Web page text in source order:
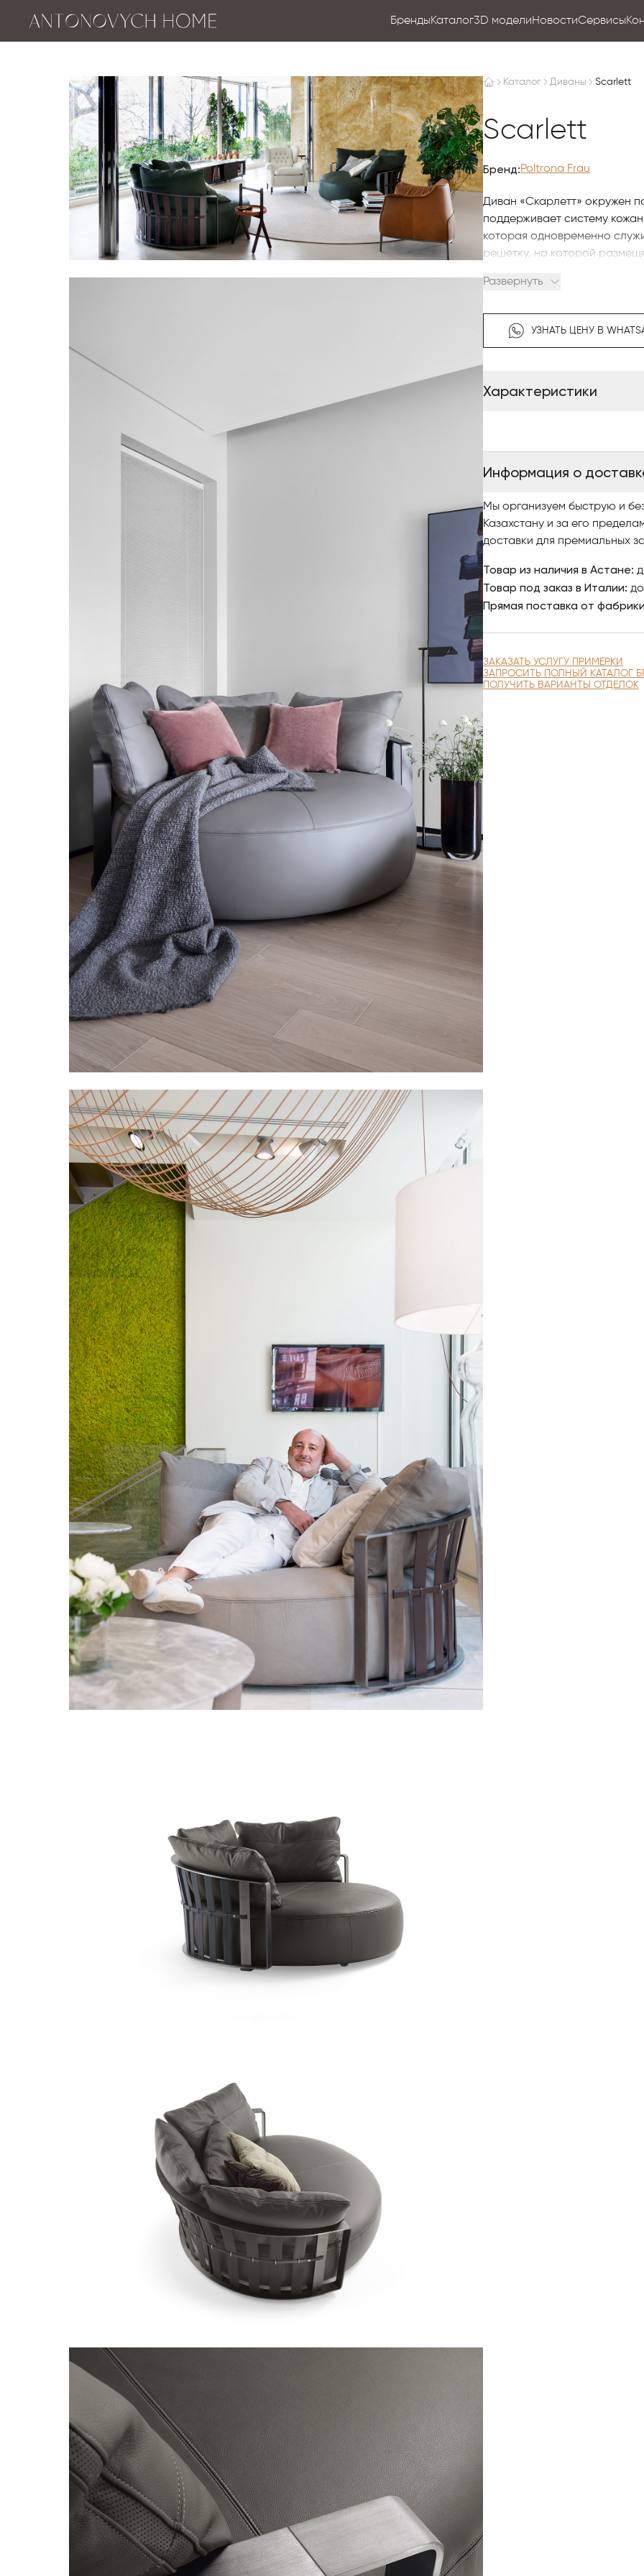
БрендыКаталог3D моделиНовостиСервисы
Каталог Диваны Scarlett
Scarlett
Бренд:Poltrona Frau
Диван «Скарлетт» окружен
поддерживает систему
которая одновременно
решетку, на которой
которые украшены
выдержанного бука.
колесиками, что позволяет
Развернуть
УЗНАТЬ ЦЕНУ В
Характеристики
Информация о
Мы организуем быструю и
Казахстану и за его
доставки для премиальных
Товар из наличия в Астане:
Товар под заказ в Италии:
Прямая поставка от фабрики
ЗАКАЗАТЬ УСЛУГУ ПРИМЕРКИ
ЗАПРОСИТЬ ПОЛНЫЙ КАТАЛОГ
ПОЛУЧИТЬ ВАРИАНТЫ ОТДЕЛОК